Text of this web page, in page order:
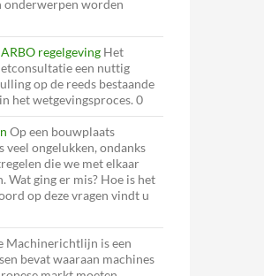
onderwerpen worden
regelgeving Het
een nuttig
op de reeds bestaande
het wetgevingsproces. 0
Op een bouwplaats
veel ongelukken, ondanks
die we met elkaar
Wat ging er mis? Hoe is het
op deze vragen vindt u
Machinerichtlijn is een
bevat waaraan machines